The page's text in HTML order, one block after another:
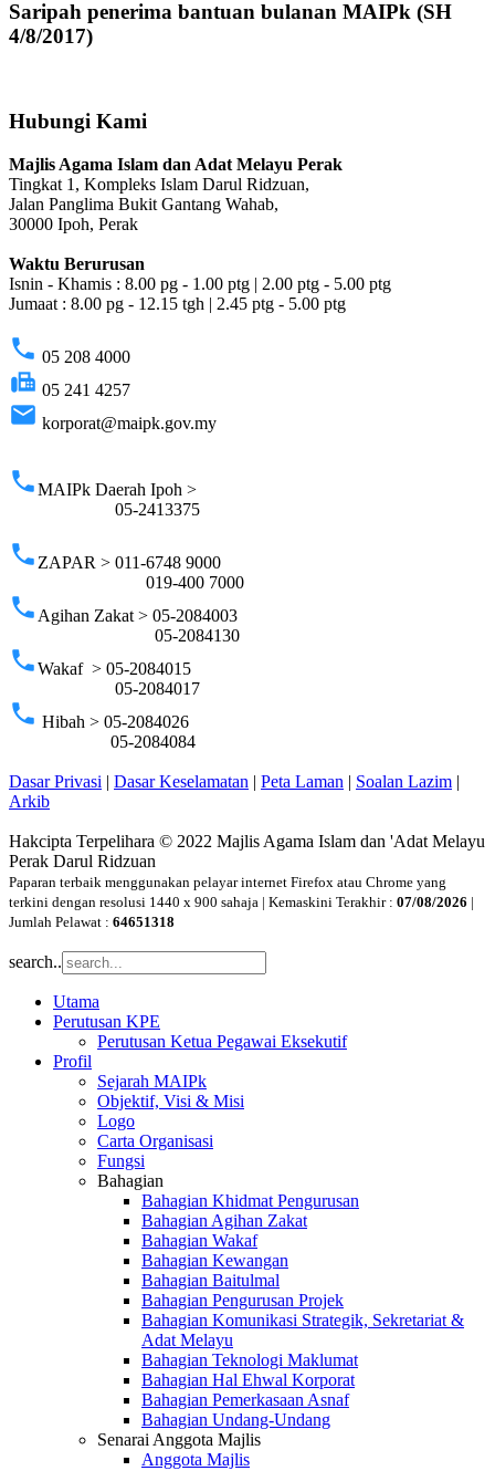
Saripah penerima bantuan bulanan MAIPk (SH
4/8/2017)
Hubungi Kami
Majlis Agama Islam dan Adat Melayu Perak
Tingkat 1, Kompleks Islam Darul Ridzuan,
Jalan Panglima Bukit Gantang Wahab,
30000 Ipoh, Perak
Waktu Berurusan
Isnin - Khamis : 8.00 pg - 1.00 ptg | 2.00 ptg - 5.00 ptg
Jumaat : 8.00 pg - 12.15 tgh | 2.45 ptg - 5.00 ptg
phone 05 208 4000
fax 05 241 4257
email korporat@maipk.gov.my
phoneMAIPk Daerah Ipoh >
05-2413375
phone ZAPAR > 011-6748 9000
019-400 7000
phone Agihan Zakat > 05-2084003
05-2084130
phoneWakaf > 05-2084015
05-2084017
phone Hibah > 05-2084026
05-2084084
Dasar Privasi | Dasar Keselamatan | Peta Laman | Soalan Lazim |
Arkib
Hakcipta Terpelihara © 2022 Majlis Agama Islam dan 'Adat Melayu
Perak Darul Ridzuan
Paparan terbaik menggunakan pelayar internet Firefox atau Chrome yang
terkini dengan resolusi 1440 x 900 sahaja | Kemaskini Terakhir : 07/08/2026 |
Jumlah Pelawat : 64651318
search..
Utama
Perutusan KPE
Perutusan Ketua Pegawai Eksekutif
Profil
Sejarah MAIPk
Objektif, Visi & Misi
Logo
Carta Organisasi
Fungsi
Bahagian
Bahagian Khidmat Pengurusan
Bahagian Agihan Zakat
Bahagian Wakaf
Bahagian Kewangan
Bahagian Baitulmal
Bahagian Pengurusan Projek
Bahagian Komunikasi Strategik, Sekretariat &
Adat Melayu
Bahagian Teknologi Maklumat
Bahagian Hal Ehwal Korporat
Bahagian Pemerkasaan Asnaf
Bahagian Undang-Undang
Senarai Anggota Majlis
Anggota Majlis